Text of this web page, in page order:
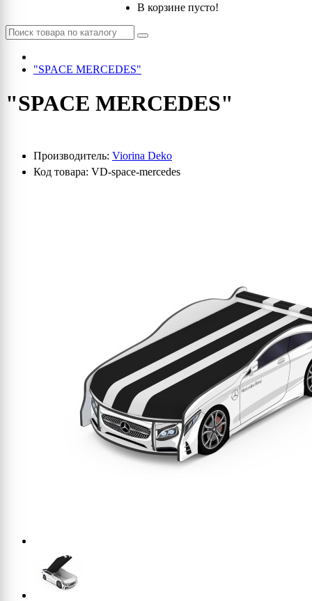
В корзине пусто!
"SPACE MERCEDES"
"SPACE MERCEDES"
Производитель: Viorina Deko
Код товара: VD-space-mercedes